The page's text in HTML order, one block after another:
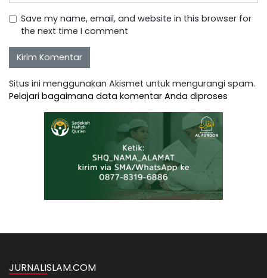
Save my name, email, and website in this browser for
the next time I comment
Situs ini menggunakan Akismet untuk mengurangi spam.
Pelajari bagaimana data komentar Anda diproses
JURNALISLAM.COM